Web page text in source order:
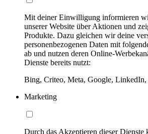
Mit deiner Einwilligung informieren
unserer Website über Aktionen und
Produkte. Dazu gleichen wir deine
personenbezogenen Daten mit
ab und nutzen deren Online-
Dienste bereits nutzt:
Bing, Criteo, Meta, Google,
Marketing
Durch das Akzeptieren dieser